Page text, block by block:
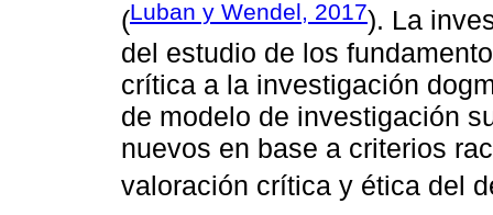
(Luban y Wendel, 2017). La
del estudio de los
crítica a la investigación
de modelo de investigación
nuevos en base a criterios
valoración crítica y ética del